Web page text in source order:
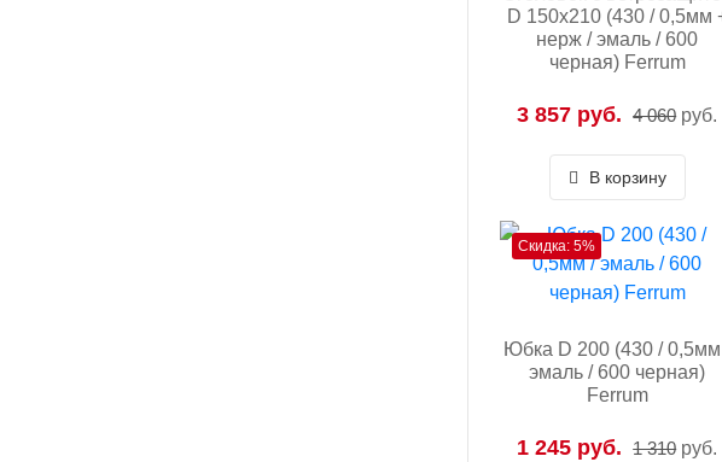
D 150х210 (430 / 0,5мм
нерж / эмаль / 600
черная) Ferrum
3 857 руб. 4 060 руб.
В корзину
Скидка: 5%
Юбка D 200 (430 /
эмаль / 600 черная)
Ferrum
1 245 руб. 1 310 руб.